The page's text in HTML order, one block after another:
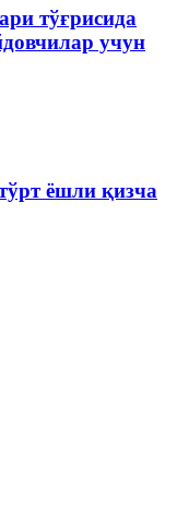
тўғрисида
учун
ёшли қизча